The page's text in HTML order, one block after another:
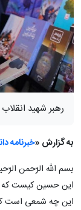
رهبر شهید انقلاب امشب پس از ۶۹
به گزارش «خبرنامه
بسم الله الرّحمن
این حسین کیست که
این چه شمعی است